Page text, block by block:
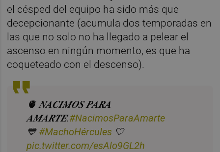
el césped del equipo ha sido más que
decepcionante (acumula dos temporadas en
las que no solo no ha llegado a pelear el
ascenso en ningún momento, es que ha
coqueteado con el descenso).
🫀 𝑵𝑨𝑪𝑰𝑴𝑶𝑺 𝑷𝑨𝑹𝑨
𝑨𝑴𝑨𝑹𝑻𝑬.#NacimosParaAmarte
💙 #MachoHércules 🤍
pic.twitter.com/esAlo9GL2h